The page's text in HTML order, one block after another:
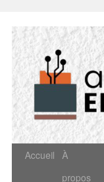
Accueil
À
propos